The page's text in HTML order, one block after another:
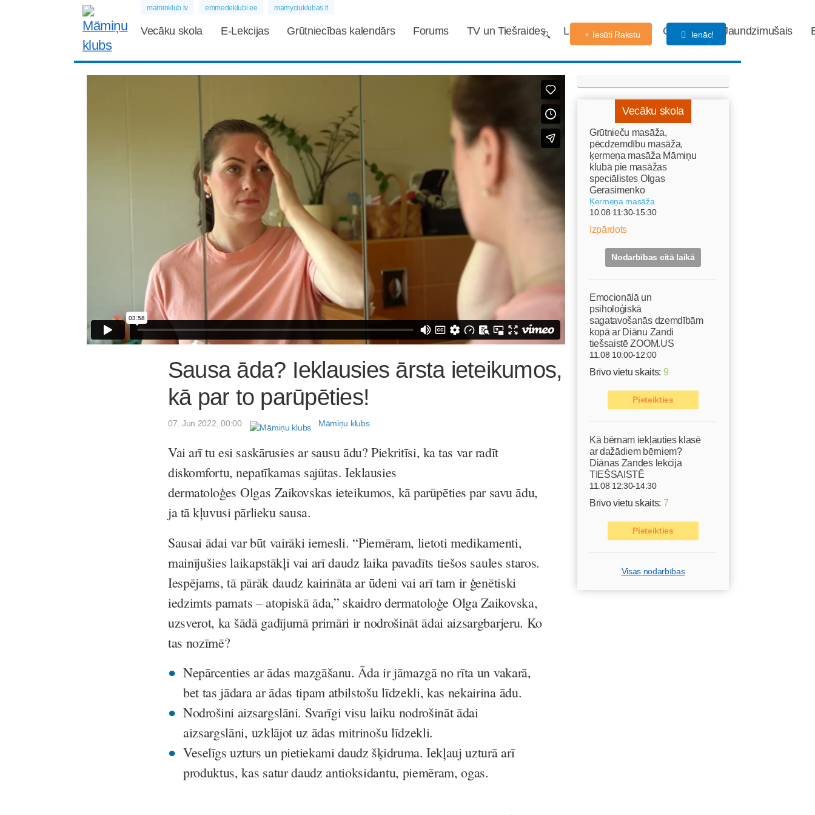
maminklub.lv emmedeklubi.ee mamyciuklubas.lt
Vecāku skola E-Lekcijas Grūtniecības kalendārs Forums TV un Tiešraides Labdarības fonds Gaidības Jaundzimušais
Iesūti Rakstu Ienāc!
Sausa āda? Ieklausies ārsta ieteikumos,
kā par to parūpēties!
07. Jun 2022, 00:00 Māmiņu klubs
Vai arī tu esi saskārusies ar sausu ādu? Piekritīsi, ka tas var radīt
diskomfortu, nepatīkamas sajūtas. Ieklausies
dermatoloģes Olgas Zaikovskas ieteikumos, kā parūpēties par savu ādu,
ja tā kļuvusi pārlieku sausa.
Sausai ādai var būt vairāki iemesli. “Piemēram, lietoti medikamenti,
mainījušies laikapstākļi vai arī daudz laika pavadīts tiešos saules staros.
Iespējams, tā pārāk daudz kairināta ar ūdeni vai arī tam ir ģenētiski
iedzimts pamats – atopiskā āda,” skaidro dermatoloģe Olga Zaikovska,
uzsverot, ka šādā gadījumā primāri ir nodrošināt ādai aizsargbarjeru. Ko
tas nozīmē?
Nepārcenties ar ādas mazgāšanu. Āda ir jāmazgā no rīta un vakarā,
bet tas jādara ar ādas tipam atbilstošu līdzekli, kas nekairina ādu.
Nodrošini aizsargslāni. Svarīgi visu laiku nodrošināt ādai
aizsargslāni, uzklājot uz ādas mitrinošu līdzekli.
Veselīgs uzturs un pietiekami daudz šķidruma. Iekļauj uzturā arī
produktus, kas satur daudz antioksidantu, piemēram, ogas.
Vecāku skola
Grūtnieču masāža,
pēcdzemdību masāža,
ķermeņa masāža Māmiņu
klubā pie masāžas
speciālistes Olgas
Gerasimenko
Ķermeņa masāža
10.08 11:30-15:30
Izpārdots
Nodarbības citā laikā
Emocionālā un
psiholoģiskā
sagatavošanās dzemdībām
kopā ar Diānu Zandi
tiešsaistē ZOOM.US
11.08 10:00-12:00
Brīvo vietu skaits: 9
Pieteikties
Kā bērnam iekļauties klasē
ar dažādiem bērniem?
Diānas Zandes lekcija
TIEŠSAISTĒ
11.08 12:30-14:30
Brīvo vietu skaits: 7
Pieteikties
Visas nodarbības